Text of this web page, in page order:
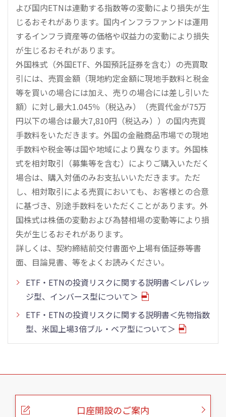
よび国内ETNは連動する指数等の変動により損失が生
じるおそれがあります。国内インフラファンドは運用
するインフラ資産等の価格や収益力の変動により損失
が生じるおそれがあります。
外国株式（外国ETF、外国預託証券を含む）の売買取
引には、売買金額（現地約定金額に現地手数料と税金
等を買いの場合には加え、売りの場合には差し引いた
額）に対し最大1.045％（税込み）（売買代金が75万
円以下の場合は最大7,810円（税込み））の国内売買
手数料をいただきます。外国の金融商品市場での現地
手数料や税金等は国や地域により異なります。外国株
式を相対取引（募集等を含む）によりご購入いただく
場合は、購入対価のみお支払いいただきます。ただ
し、相対取引による売買においても、お客様との合意
に基づき、別途手数料をいただくことがあります。外
国株式は株価の変動および為替相場の変動等により損
失が生じるおそれがあります。
詳しくは、契約締結前交付書面や上場有価証券等書
面、目論見書、等をよくお読みください。
ETF・ETNの投資リスクに関する説明書＜レバレッ
ジ型、インバース型について＞
ETF・ETNの投資リスクに関する説明書＜先物指数
型、米国上場3倍ブル・ベア型について＞
こ
口座開設のご案内